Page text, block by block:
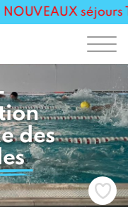
NOUVEAUX séjours
des